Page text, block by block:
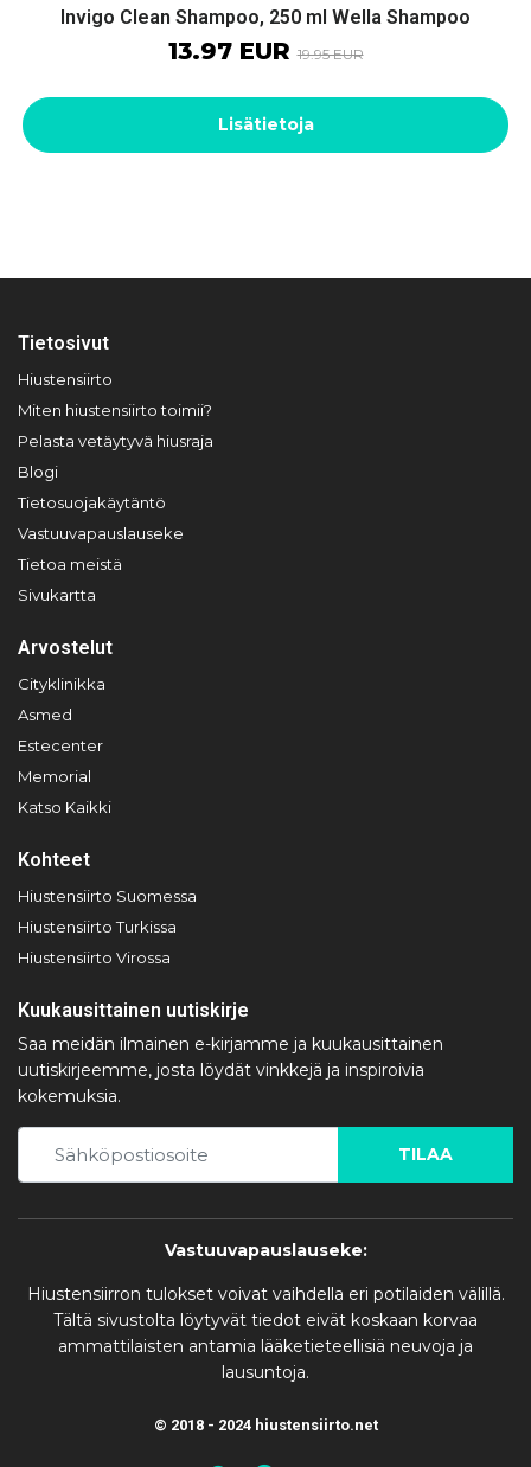
Invigo Clean Shampoo, 250 ml Wella Shampoo
13.97 EUR19.95 EUR
Lisätietoja
Tietosivut
Hiustensiirto
Miten hiustensiirto toimii?
Pelasta vetäytyvä hiusraja
Blogi
Tietosuojakäytäntö
Vastuuvapauslauseke
Tietoa meistä
Sivukartta
Arvostelut
Cityklinikka
Asmed
Estecenter
Memorial
Katso Kaikki
Kohteet
Hiustensiirto Suomessa
Hiustensiirto Turkissa
Hiustensiirto Virossa
Kuukausittainen uutiskirje
Saa meidän ilmainen e-kirjamme ja kuukausittainen
uutiskirjeemme, josta löydät vinkkejä ja inspiroivia
kokemuksia.
TILAA
Vastuuvapauslauseke:
Hiustensiirron tulokset voivat vaihdella eri potilaiden välillä.
Tältä sivustolta löytyvät tiedot eivät koskaan korvaa
ammattilaisten antamia lääketieteellisiä neuvoja ja
lausuntoja.
© 2018 - 2024 hiustensiirto.net